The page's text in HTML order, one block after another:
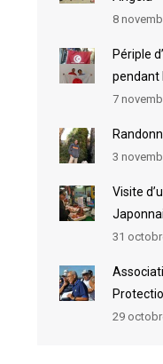
8
Périple
pendant
7
3
Visite
31
29